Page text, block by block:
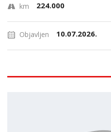
km 224.000
Objavljen 10.07.2026.